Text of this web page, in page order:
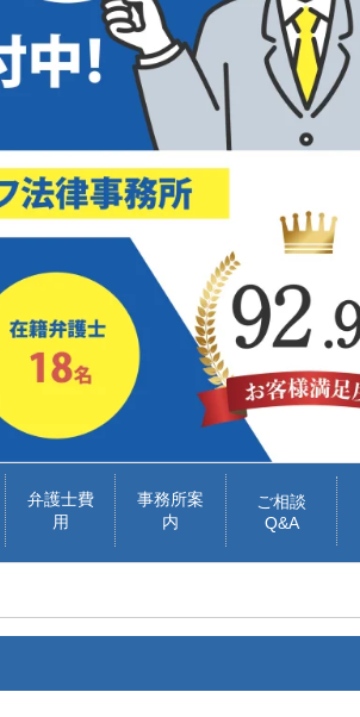
弁護士費
用
事務所案
内
ご相談
Q&A